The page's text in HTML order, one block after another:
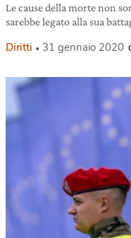
Le cause della morte non
sarebbe legato alla sua
Diritti 31 gennaio 2020